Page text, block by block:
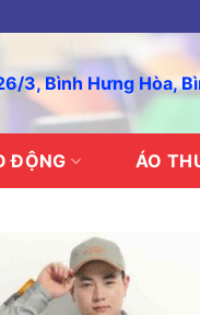
3, Bình Hưng Hòa,
ĐỘNG ÁO